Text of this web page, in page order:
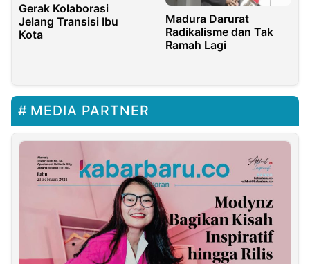
Gerak Kolaborasi
Jelang Transisi Ibu
Kota
Madura Darurat
Radikalisme dan Tak
Ramah Lagi
MEDIA PARTNER